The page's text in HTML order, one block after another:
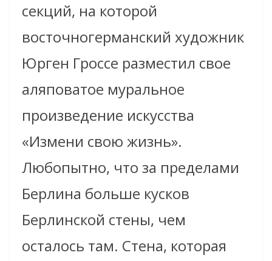
секций, на которой
восточногерманский художник
Юрген Гроссе разместил свое
аляповатое муральное
произведение искусства
«Измени свою жизнь».
Любопытно, что за пределами
Берлина больше кусков
Берлинской стены, чем
осталось там. Стена, которая